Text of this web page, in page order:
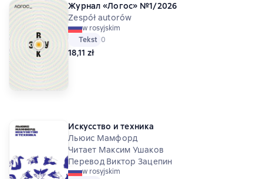
Журнал «Логос» №1/2026
Zespół autorów
w rosyjskim
Tekst Средний рейтинг 0 на основе 0 оценок
0
18,11 zł
Искусство и техника
Льюис Мамфорд
Читает Максим Ушаков
Перевод Виктор Зацепин
w rosyjskim